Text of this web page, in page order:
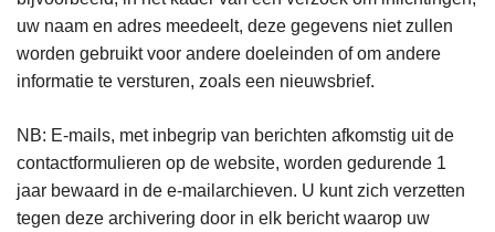
uw naam en adres meedeelt, deze gegevens niet zullen
worden gebruikt voor andere doeleinden of om andere
informatie te versturen, zoals een nieuwsbrief.
NB: E-mails, met inbegrip van berichten afkomstig uit de
contactformulieren op de website, worden gedurende 1
jaar bewaard in de e-mailarchieven. U kunt zich verzetten
tegen deze archivering door in elk bericht waarop uw